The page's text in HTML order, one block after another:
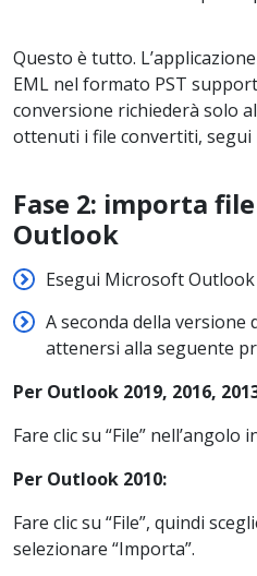
Questo è tutto.
EML nel formato PST
conversione richiederà solo
ottenuti i file convertiti, segui
Fase 2: importa
Outlook
Esegui Microsoft
A seconda della
attenersi alla seguente
Per Outlook 2019, 2016,
Fare clic su “File”
Per Outlook 2010:
Fare clic su “File”, quindi
selezionare “Importa”.